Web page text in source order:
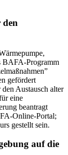
den
BAFA-Programm
gefördert
Austausch alter
eine
beantragt
Online-Portal;
gestellt sein.
auf die